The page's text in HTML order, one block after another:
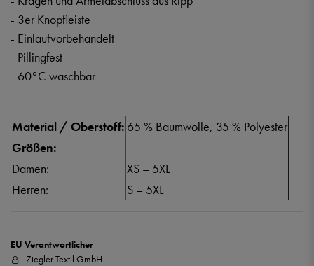
- 3er Knopfleiste
- Einlaufvorbehandelt
- Pillingfest
- 60°C waschbar
Material / Oberstoff: 65 % Baumwolle, 35 % Polyester
Größen:
Damen:
XS – 5XL
Herren:
S – 5XL
EU Verantwortlicher
Ziegler Textil GmbH